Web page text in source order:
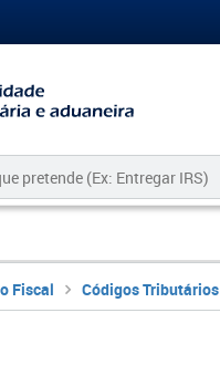
Fiscal Códigos Tributários